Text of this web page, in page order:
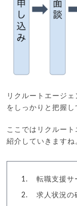
リクルートエージ
をしっかりと把握し
ここではリクルー
紹介していきますね
転職支援サ
求人状況の